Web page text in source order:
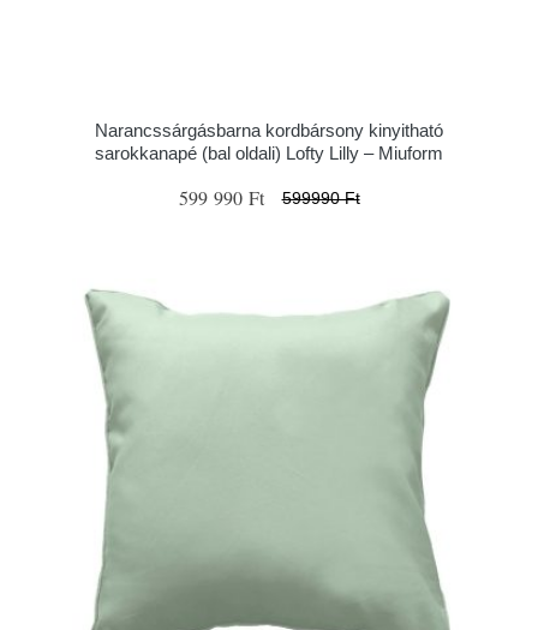
Narancssárgásbarna kordbársony kinyitható
sarokkanapé (bal oldali) Lofty Lilly – Miuform
599 990 Ft 599990 Ft